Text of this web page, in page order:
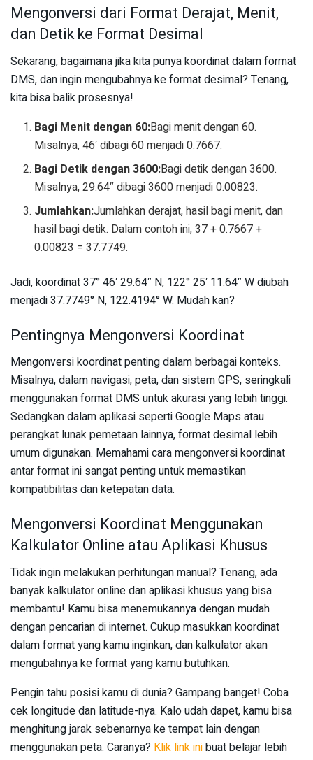
Mengonversi dari Format Derajat, Menit,
dan Detik ke Format Desimal
Sekarang, bagaimana jika kita punya koordinat dalam format
DMS, dan ingin mengubahnya ke format desimal? Tenang,
kita bisa balik prosesnya!
Bagi Menit dengan 60:Bagi menit dengan 60.
Misalnya, 46′ dibagi 60 menjadi 0.7667.
Bagi Detik dengan 3600:Bagi detik dengan 3600.
Misalnya, 29.64″ dibagi 3600 menjadi 0.00823.
Jumlahkan:Jumlahkan derajat, hasil bagi menit, dan
hasil bagi detik. Dalam contoh ini, 37 + 0.7667 +
0.00823 = 37.7749.
Jadi, koordinat 37° 46′ 29.64″ N, 122° 25′ 11.64″ W diubah
menjadi 37.7749° N, 122.4194° W. Mudah kan?
Pentingnya Mengonversi Koordinat
Mengonversi koordinat penting dalam berbagai konteks.
Misalnya, dalam navigasi, peta, dan sistem GPS, seringkali
menggunakan format DMS untuk akurasi yang lebih tinggi.
Sedangkan dalam aplikasi seperti Google Maps atau
perangkat lunak pemetaan lainnya, format desimal lebih
umum digunakan. Memahami cara mengonversi koordinat
antar format ini sangat penting untuk memastikan
kompatibilitas dan ketepatan data.
Mengonversi Koordinat Menggunakan
Kalkulator Online atau Aplikasi Khusus
Tidak ingin melakukan perhitungan manual? Tenang, ada
banyak kalkulator online dan aplikasi khusus yang bisa
membantu! Kamu bisa menemukannya dengan mudah
dengan pencarian di internet. Cukup masukkan koordinat
dalam format yang kamu inginkan, dan kalkulator akan
mengubahnya ke format yang kamu butuhkan.
Pengin tahu posisi kamu di dunia? Gampang banget! Coba
cek longitude dan latitude-nya. Kalo udah dapet, kamu bisa
menghitung jarak sebenarnya ke tempat lain dengan
menggunakan peta. Caranya? Klik link inibuat belajar lebih